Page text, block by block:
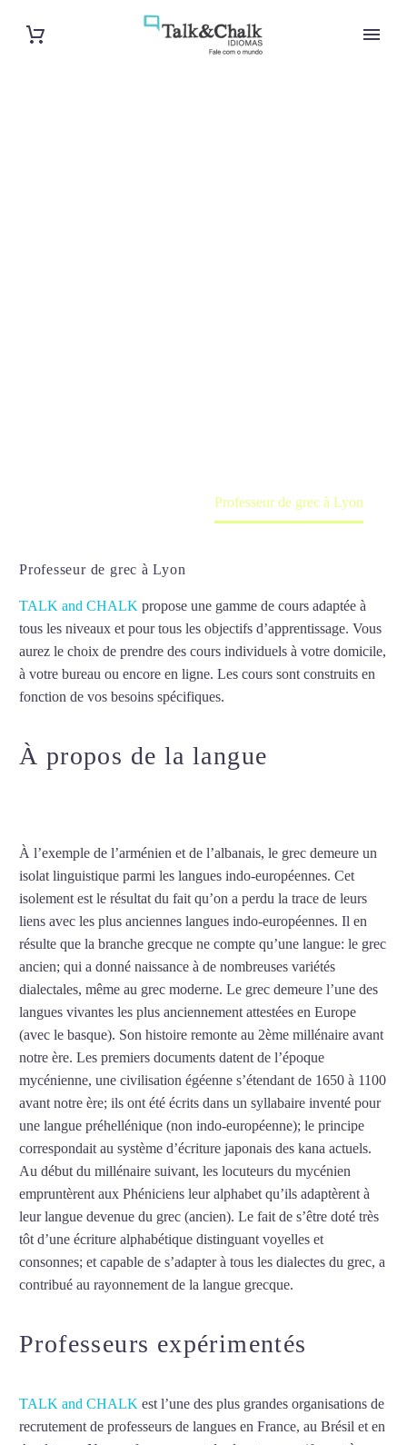
Professeur de grec à Lyon
Professeur de grec à Lyon
TALK and CHALK propose une gamme de cours adaptée à
tous les niveaux et pour tous les objectifs d’apprentissage. Vous
aurez le choix de prendre des cours individuels à votre domicile,
à votre bureau ou encore en ligne. Les cours sont construits en
fonction de vos besoins spécifiques.
À propos de la langue
À l’exemple de l’arménien et de l’albanais, le grec demeure un
isolat linguistique parmi les langues indo-européennes. Cet
isolement est le résultat du fait qu’on a perdu la trace de leurs
liens avec les plus anciennes langues indo-européennes. Il en
résulte que la branche grecque ne compte qu’une langue: le grec
ancien; qui a donné naissance à de nombreuses variétés
dialectales, même au grec moderne. Le grec demeure l’une des
langues vivantes les plus anciennement attestées en Europe
(avec le basque). Son histoire remonte au 2ème millénaire avant
notre ère. Les premiers documents datent de l’époque
mycénienne, une civilisation égéenne s’étendant de 1650 à 1100
avant notre ère; ils ont été écrits dans un syllabaire inventé pour
une langue préhellénique (non indo-européenne); le principe
correspondait au système d’écriture japonais des kana actuels.
Au début du millénaire suivant, les locuteurs du mycénien
empruntèrent aux Phéniciens leur alphabet qu’ils adaptèrent à
leur langue devenue du grec (ancien). Le fait de s’être doté très
tôt d’une écriture alphabétique distinguant voyelles et
consonnes; et capable de s’adapter à tous les dialectes du grec, a
contribué au rayonnement de la langue grecque.
Professeurs expérimentés
TALK and CHALK est l’une des plus grandes organisations de
recrutement de professeurs de langues en France, au Brésil et en